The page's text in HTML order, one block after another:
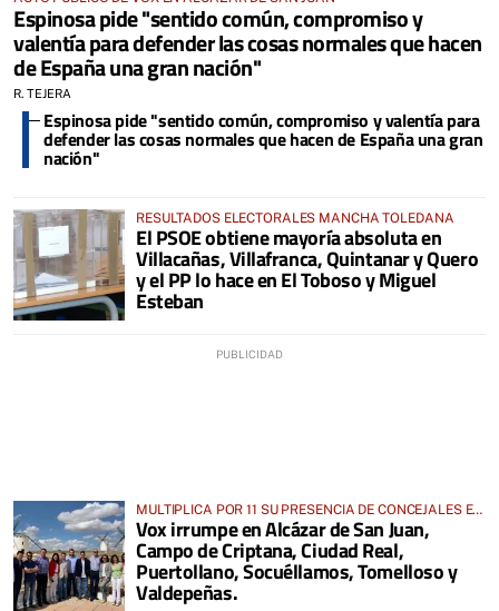
Espinosa pide "sentido común, compromiso y
valentía para defender las cosas normales que hacen
de España una gran nación"
R. TEJERA
Espinosa pide "sentido común, compromiso y valentía para
defender las cosas normales que hacen de España una gran
nación"
RESULTADOS ELECTORALES MANCHA TOLEDANA
El PSOE obtiene mayoría absoluta en
Villacañas, Villafranca, Quintanar y Quero
y el PP lo hace en El Toboso y Miguel
Esteban
MULTIPLICA POR 11 SU PRESENCIA DE CONCEJALES EN
CIUDAD REAL
Vox irrumpe en Alcázar de San Juan,
Campo de Criptana, Ciudad Real,
Puertollano, Socuéllamos, Tomelloso y
Valdepeñas.